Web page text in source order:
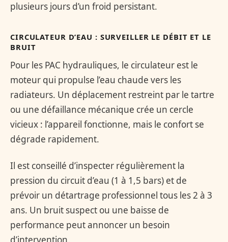
plusieurs jours d’un froid persistant.
CIRCULATEUR D’EAU : SURVEILLER LE DÉBIT ET LE
BRUIT
Pour les PAC hydrauliques, le circulateur est le
moteur qui propulse l’eau chaude vers les
radiateurs. Un déplacement restreint par le tartre
ou une défaillance mécanique crée un cercle
vicieux : l’appareil fonctionne, mais le confort se
dégrade rapidement.
Il est conseillé d’inspecter régulièrement la
pression du circuit d’eau (1 à 1,5 bars) et de
prévoir un détartrage professionnel tous les 2 à 3
ans. Un bruit suspect ou une baisse de
performance peut annoncer un besoin
d’intervention.